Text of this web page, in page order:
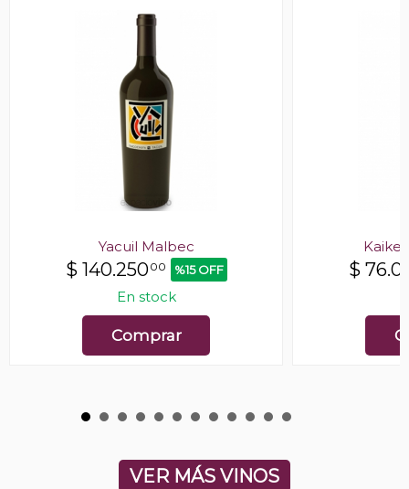
Yacuil Malbec
$ 140.25000 %15 OFF
En stock
Comprar
$
VER MÁS VINOS